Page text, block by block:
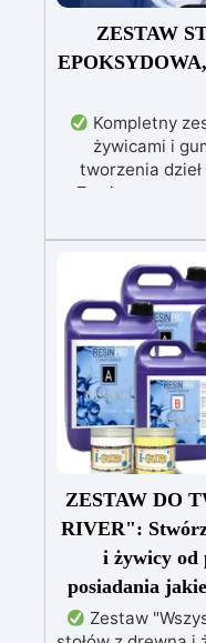
ZESTAW
Kompletny
żywicami i
tworzenia
Zawiera
(800g) do
według
poliuretanową
według uznania
(30 minut).
(500g), łatwa do
1:1, idealna do
form.
W
wielokrotnego
ZESTAW DO
RIVER": Stwórz
i żywicy od
posiadania
Zestaw